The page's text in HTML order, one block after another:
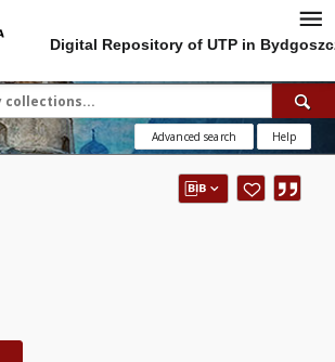
Digital Repository of UTP in
Advanced search Help